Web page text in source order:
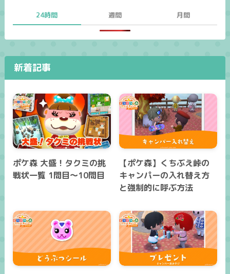
24時間 週間 月間
新着記事
ポケ森 大盛！タクミの挑
戦状一覧 1問目～10問目
【ポケ森】くちぶえ峠の
キャンパーの入れ替え方
と強制的に呼ぶ方法